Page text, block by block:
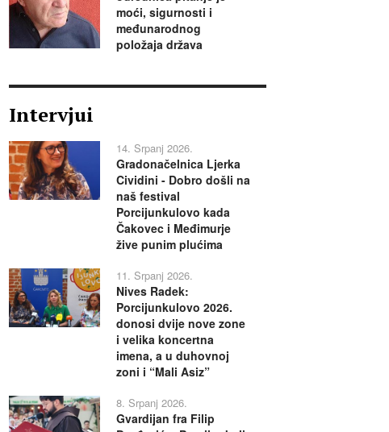
moći, sigurnosti i
međunarodnog
položaja država
Intervjui
14. Srpanj 2026.
Gradonačelnica Ljerka
Cividini - Dobro došli na
naš festival
Porcijunkulovo kada
Čakovec i Međimurje
žive punim plućima
11. Srpanj 2026.
Nives Radek:
Porcijunkulovo 2026.
donosi dvije nove zone
i velika koncertna
imena, a u duhovnoj
zoni i “Mali Asiz”
8. Srpanj 2026.
Gvardijan fra Filip